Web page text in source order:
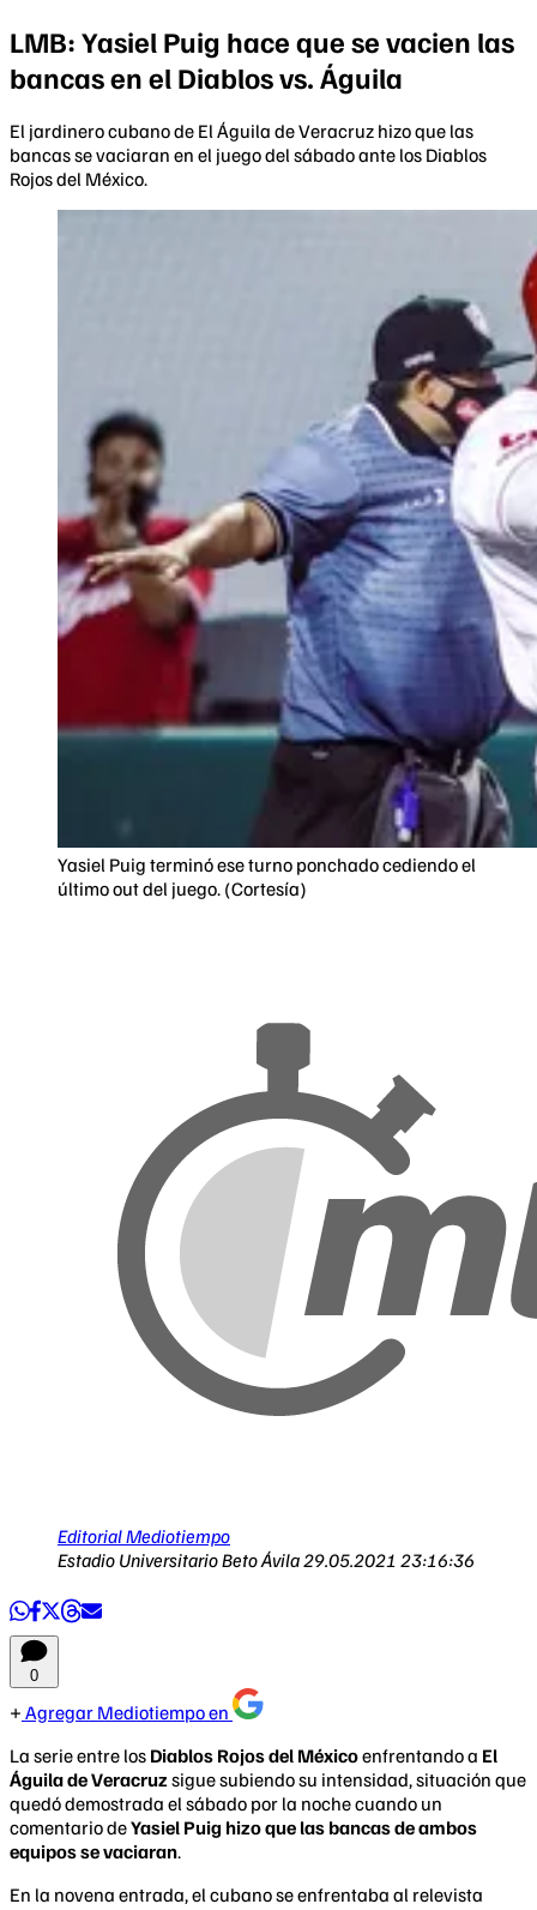
LMB: Yasiel Puig hace que se vacien las
bancas en el Diablos vs. Águila
El jardinero cubano de El Águila de Veracruz hizo que las
bancas se vaciaran en el juego del sábado ante los Diablos
Rojos del México.
Yasiel Puig terminó ese turno ponchado cediendo el
último out del juego. (Cortesía)
Editorial Mediotiempo
Estadio Universitario Beto Ávila29.05.2021 23:16:36
0
Agregar Mediotiempo en
La serie entre los Diablos Rojos del Méxicoenfrentando a El
Águila de Veracruz sigue subiendo su intensidad, situación que
quedó demostrada el sábado por la noche cuando un
comentario deYasiel Puig hizo que las bancas de ambos
equipos se vaciaran.
En la novena entrada, el cubano se enfrentaba al relevista